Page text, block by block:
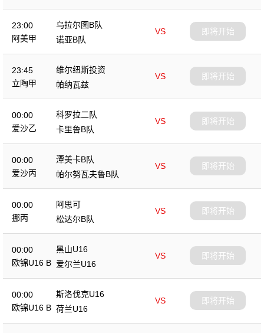
23:00
阿美甲
乌拉尔图B队
VS
诺亚B队
即将开始
23:45
立陶甲
维尔纽斯投资
VS
帕纳瓦兹
即将开始
00:00
爱沙乙
科罗拉二队
VS
卡里鲁B队
即将开始
00:00
爱沙丙
潭美卡B队
VS
帕尔努瓦夫鲁B队
即将开始
00:00
挪丙
阿思可
VS
松达尔B队
即将开始
00:00
欧锦U16 B
黑山U16
VS
爱尔兰U16
即将开始
00:00
欧锦U16 B
斯洛伐克U16
VS
荷兰U16
即将开始